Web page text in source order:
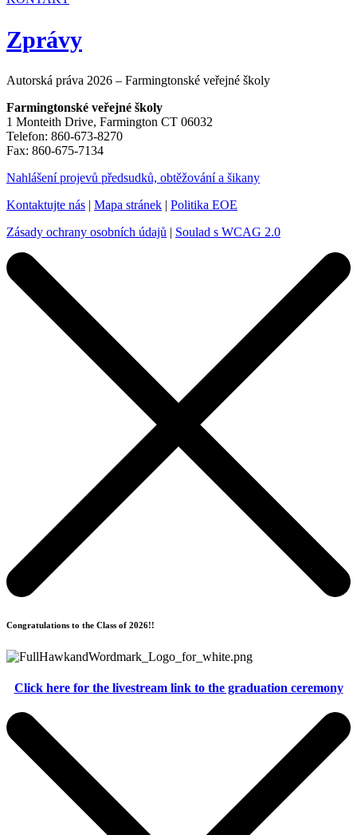
Zprávy
Autorská práva 2026 – Farmingtonské veřejné školy
Farmingtonské veřejné školy
1 Monteith Drive, Farmington CT 06032
Telefon: 860-673-8270
Fax: 860-675-7134
Nahlášení projevů předsudků, obtěžování a šikany
Kontaktujte nás | Mapa stránek | Politika EOE
Zásady ochrany osobních údajů | Soulad s WCAG 2.0
Congratulations to the Class of 2026!!
Click here for the livestream link to the graduation ceremony